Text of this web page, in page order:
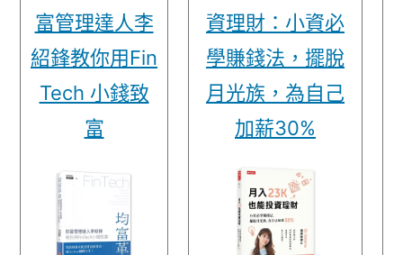
富管理達人李
紹鋒教你用Fin
Tech 小錢致
富
資理財：小資必
學賺錢法，擺脫
月光族，為自己
加薪30%